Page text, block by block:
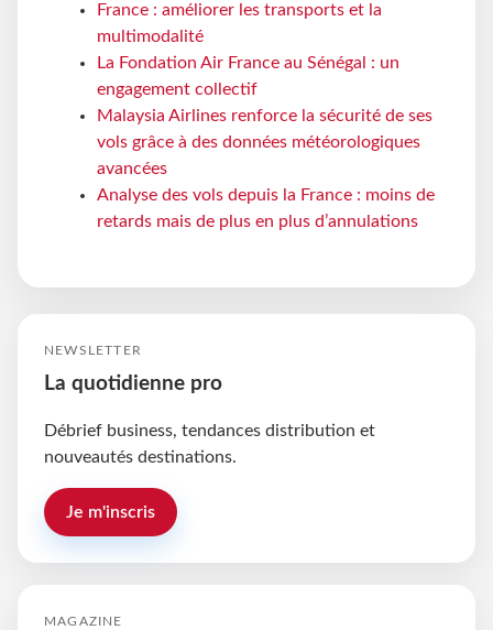
France : améliorer les transports et la
multimodalité
La Fondation Air France au Sénégal : un
engagement collectif
Malaysia Airlines renforce la sécurité de ses
vols grâce à des données météorologiques
avancées
Analyse des vols depuis la France : moins de
retards mais de plus en plus d’annulations
NEWSLETTER
La quotidienne pro
Débrief business, tendances distribution et
nouveautés destinations.
Je m'inscris
MAGAZINE